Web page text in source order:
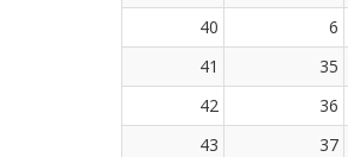
40
6
41
35
42
36
43
37